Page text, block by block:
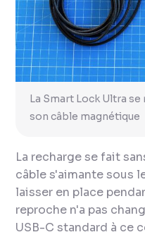
La Smart Lock Ultra
son câble magnétique
La recharge se fait
câble s'aimante sous
laisser en place
reproche n'a pas
USB-C standard à ce